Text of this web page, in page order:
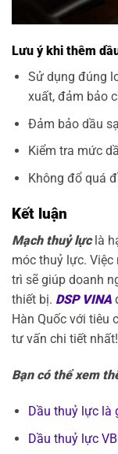
Lưu ý khi thêm
Sử dụng đúng
xuất, đảm bảo
Đảm bảo dầu
Kiểm tra mức
Không đổ quá
Kết luận
Mạch thuỷ lựclà
móc thuỷ lực. Việc
trì sẽ giúp doanh
thiết bị. DSP VINA
Hàn Quốc với tiêu
tư vấn chi tiết nhất!
Bạn có thể xem
Dầu thuỷ lực là
Dầu thuỷ lực